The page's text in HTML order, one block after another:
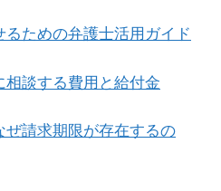
ための弁護士活用ガイド
談する費用と給付金
ぜ請求期限が存在するの